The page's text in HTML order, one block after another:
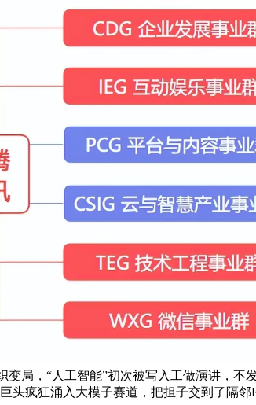
局，“人工智能”初次被写入工做演讲，
疯狂涌入大模子赛道，把担子交到了隔邻